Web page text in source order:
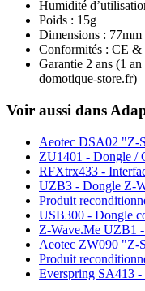
Humidité
Poids : 15g
Dimensions :
Conformités : CE &
Garantie 2 ans (1 an
domotique-store.fr)
Voir aussi dans
Aeotec DSA02 "Z-
ZU1401 - Dongle /
RFXtrx433 -
UZB3 - Dongle Z-
Produit
USB300 - Dongle
Z-Wave.Me UZB1
Aeotec ZW090 "Z-
Produit
Everspring SA413